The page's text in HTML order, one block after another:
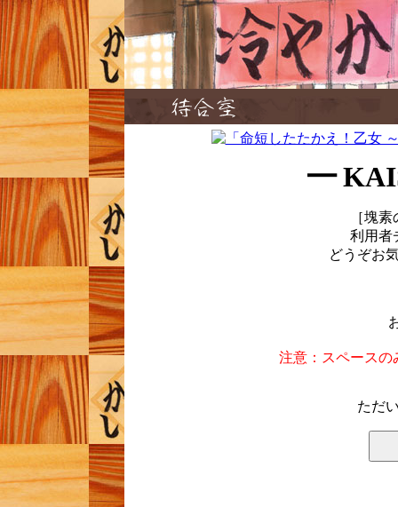
━
［塊
利用者
どうぞお
注意：スペースの
ただ